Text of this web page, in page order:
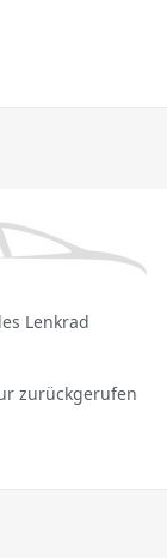
Lenkrad
zurückgerufen